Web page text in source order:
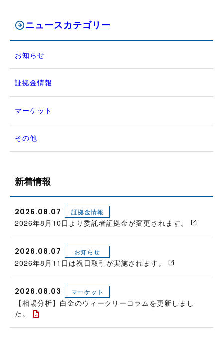
ニュースカテゴリー
お知らせ
証拠金情報
マーケット
その他
新着情報
2026.08.07 証拠金情報
2026年8月10日より委託者証拠金が変更されます。
2026.08.07 お知らせ
2026年8月11日は祝日取引が実施されます。
2026.08.03 マーケット
【相場分析】白金のウィークリーコラムを更新しまし
た。